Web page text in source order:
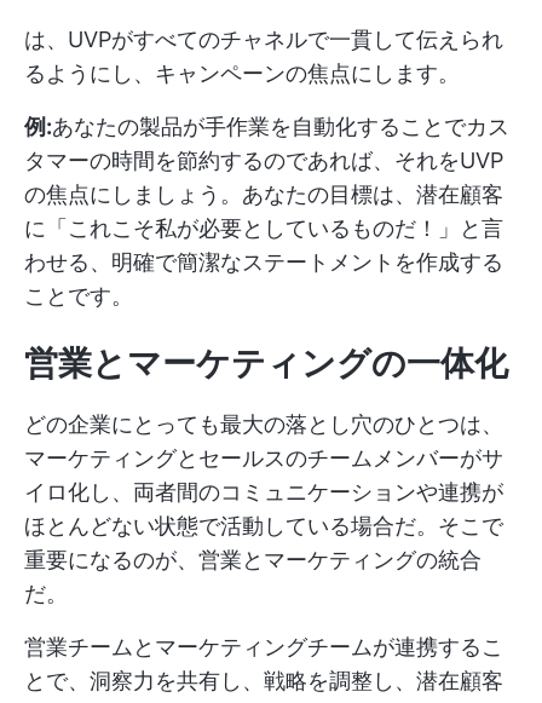
は、UVPがすべてのチャネルで一貫して伝えられ
るようにし、キャンペーンの焦点にします。
例:あなたの製品が手作業を自動化することでカス
タマーの時間を節約するのであれば、それをUVP
の焦点にしましょう。あなたの目標は、潜在顧客
に「これこそ私が必要としているものだ！」と言
わせる、明確で簡潔なステートメントを作成する
ことです。
営業とマーケティングの一体化
どの企業にとっても最大の落とし穴のひとつは、
マーケティングとセールスのチームメンバーがサ
イロ化し、両者間のコミュニケーションや連携が
ほとんどない状態で活動している場合だ。そこで
重要になるのが、営業とマーケティングの統合
だ。
営業チームとマーケティングチームが連携するこ
とで、洞察力を共有し、戦略を調整し、潜在顧客